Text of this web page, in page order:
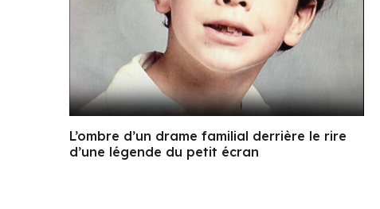
L’ombre d’un drame familial derrière le rire
d’une légende du petit écran